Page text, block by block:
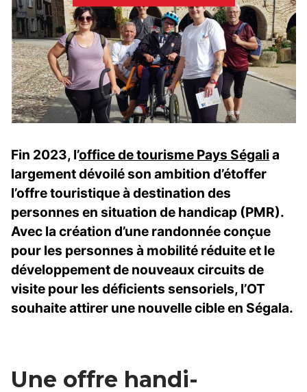
Fin 2023, l’office de tourisme Pays Ségali a
largement dévoilé son ambition d’étoffer
l’offre touristique à destination des
personnes en situation de handicap (PMR).
Avec la création d’une randonnée conçue
pour les personnes à mobilité réduite et le
développement de nouveaux circuits de
visite pour les déficients sensoriels, l’OT
souhaite attirer une nouvelle cible en Ségala.
Une offre handi-